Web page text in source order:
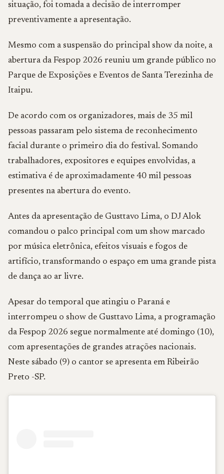
situação, foi tomada a decisão de interromper
preventivamente a apresentação.
Mesmo com a suspensão do principal show da noite, a
abertura da Fespop 2026 reuniu um grande público no
Parque de Exposições e Eventos de Santa Terezinha de
Itaipu.
De acordo com os organizadores, mais de 35 mil
pessoas passaram pelo sistema de reconhecimento
facial durante o primeiro dia do festival. Somando
trabalhadores, expositores e equipes envolvidas, a
estimativa é de aproximadamente 40 mil pessoas
presentes na abertura do evento.
Antes da apresentação de Gusttavo Lima, o DJ Alok
comandou o palco principal com um show marcado
por música eletrônica, efeitos visuais e fogos de
artifício, transformando o espaço em uma grande pista
de dança ao ar livre.
Apesar do temporal que atingiu o Paraná e
interrompeu o show de Gusttavo Lima, a programação
da Fespop 2026 segue normalmente até domingo (10),
com apresentações de grandes atrações nacionais.
Neste sábado (9) o cantor se apresenta em Ribeirão
Preto -SP.